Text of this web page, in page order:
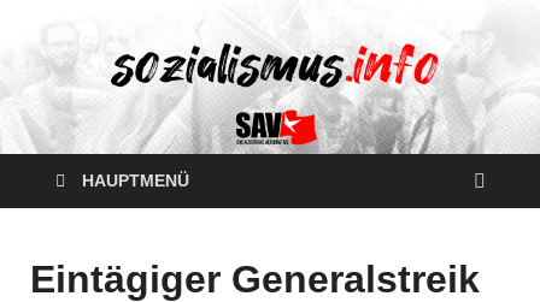
HAUPTMENÜ
Eintägiger Generalstreik